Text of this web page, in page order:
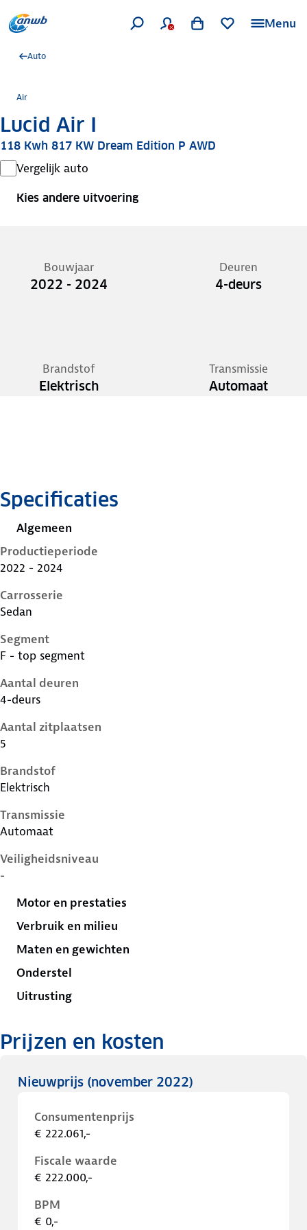
Menu
Auto
Air
Lucid Air I
118 Kwh 817 KW Dream Edition P AWD
Vergelijk auto
Kies andere uitvoering
Bouwjaar
2022 - 2024
Deuren
4-deurs
Brandstof
Elektrisch
Transmissie
Automaat
Specificaties
Algemeen
Productieperiode
2022 - 2024
Carrosserie
Sedan
Segment
F - top segment
Aantal deuren
4-deurs
Aantal zitplaatsen
5
Brandstof
Elektrisch
Transmissie
Automaat
Veiligheidsniveau
-
Motor en prestaties
Verbruik en milieu
Maten en gewichten
Onderstel
Uitrusting
Prijzen en kosten
Nieuwprijs (november 2022)
Consumentenprijs
€ 222.061,-
Fiscale waarde
€ 222.000,-
BPM
€ 0,-